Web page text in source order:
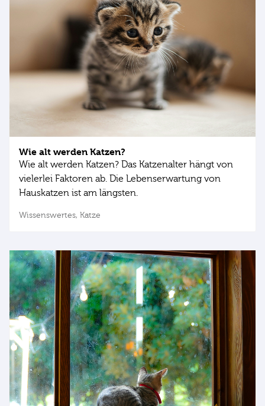
Wie alt werden Katzen?
Wie alt werden Katzen? Das Katzenalter hängt von
vielerlei Faktoren ab. Die Lebenserwartung von
Hauskatzen ist am längsten.
Wissenswertes, Katze